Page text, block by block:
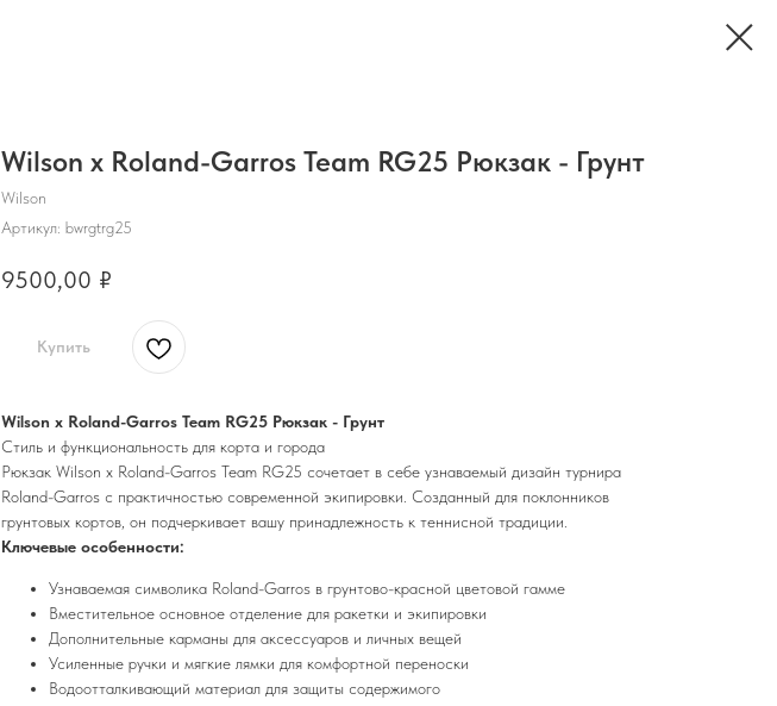
Wilson x Roland-Garros Team RG25 Рюкзак - Грунт
Wilson
Артикул: bwrgtrg25
9500,00 ₽
Купить
Wilson x Roland-Garros Team RG25 Рюкзак - Грунт
Стиль и функциональность для корта и города
Рюкзак Wilson x Roland-Garros Team RG25 сочетает в себе узнаваемый дизайн турнира
Roland-Garros с практичностью современной экипировки. Созданный для поклонников
грунтовых кортов, он подчеркивает вашу принадлежность к теннисной традиции.
Ключевые особенности:
Узнаваемая символика Roland-Garros в грунтово-красной цветовой гамме
Вместительное основное отделение для ракетки и экипировки
Дополнительные карманы для аксессуаров и личных вещей
Усиленные ручки и мягкие лямки для комфортной переноски
Водоотталкивающий материал для защиты содержимого